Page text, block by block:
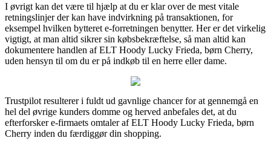
I øvrigt kan det være til hjælp at du er klar over de mest vitale
retningslinjer der kan have indvirkning på transaktionen, for
eksempel hvilken bytteret e-forretningen benytter. Her er det virkelig
vigtigt, at man altid sikrer sin købsbekræftelse, så man altid kan
dokumentere handlen af ELT Hoody Lucky Frieda, børn Cherry,
uden hensyn til om du er på indkøb til en herre eller dame.
Trustpilot resulterer i fuldt ud gavnlige chancer for at gennemgå en
hel del øvrige kunders domme og herved anbefales det, at du
efterforsker e-firmaets omtaler af ELT Hoody Lucky Frieda, børn
Cherry inden du færdiggør din shopping.